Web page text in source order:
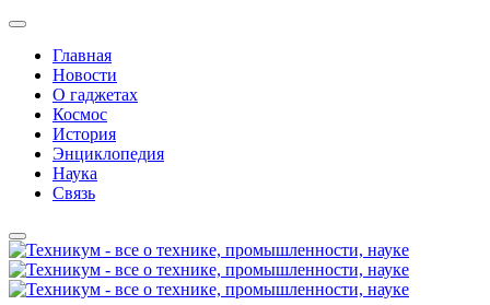
Главная
Новости
О гаджетах
Космос
История
Энциклопедия
Наука
Связь